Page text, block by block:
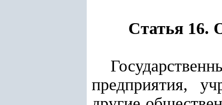
Статья 16.
предприятия,